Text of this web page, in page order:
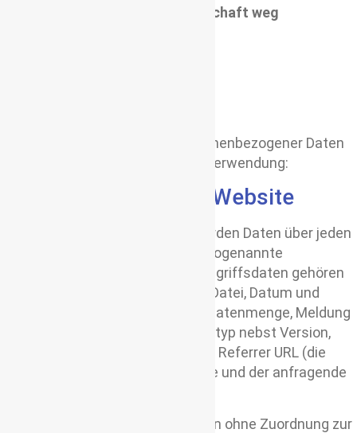
Reiseblog viagolla – mit Leidenschaft weg
Erhebung und Speicherung personenbezogener Daten
sowie Art und Zweck und deren Verwendung:
Beim Besuch meiner Website
Beim Besuch meiner Website werden Daten über jeden
Zugriff auf mein Onlineangebot, sogenannte
Serverlogfiles, erhoben. Zu den Zugriffsdaten gehören
Name der abgerufenen Website, Datei, Datum und
Uhrzeit des Abrufs, übertragene Datenmenge, Meldung
über erfolgreichen Abruf, Browsertyp nebst Version,
das Betriebssystem des Nutzers, Referrer URL (die
zuvor besuchte Seite), IP-Adresse und der anfragende
Ich verwende diese Protokolldaten ohne Zuordnung zur